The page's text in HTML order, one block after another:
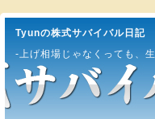
Tyunの株式サバイバル日記
-上げ相場じゃなくっても、